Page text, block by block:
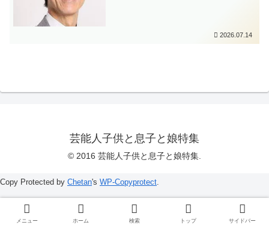
2026.07.14
芸能人子供と息子と娘特集
© 2016 芸能人子供と息子と娘特集.
メニュー ホーム 検索 トップ サイドバー
Copy Protected by Chetan's WP-Copyprotect